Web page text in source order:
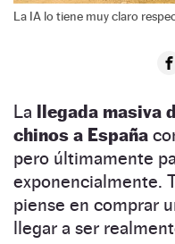
La IA lo tiene muy claro
La llegada masiva
chinos a España
pero últimamente
exponencialmente.
piense en comprar
llegar a ser